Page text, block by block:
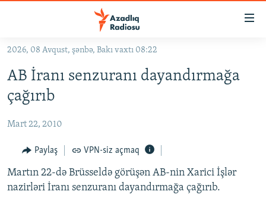
Əsas
qayıt
Əsas
naviqasiyaya
qayıt
KORRUPSIOMETR
#ƏSLINDƏ
FƏRQƏ BAX
QANUNI DOĞRU
ARAŞDIRMA
2026, 08 Avqust, şənbə, Bakı vaxtı 08:22
AB İranı senzuranı dayandırmağa
çağırıb
Mart 22, 2010
Paylaş VPN-siz açmaq
Martın 22-də Brüsseldə görüşən AB-nin Xarici İşlər
nazirləri İranı senzuranı dayandırmağa çağırıb.